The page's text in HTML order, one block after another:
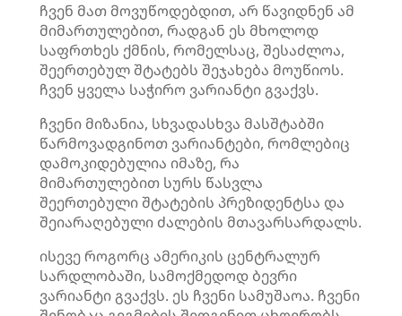
ჩვენ მათ მოვუწოდებდით, არ წავიდნენ ამ
მიმართულებით, რადგან ეს მხოლოდ
საფრთხეს ქმნის, რომელსაც, შესაძლოა,
შეერთებულ შტატებს შეჯახება მოუწიოს.
ჩვენ ყველა საჭირო ვარიანტი გვაქვს.
ჩვენი მიზანია, სხვადასხვა მასშტაბში
წარმოვადგინოთ ვარიანტები, რომლებიც
დამოკიდებულია იმაზე, რა
მიმართულებით სურს წასვლა
შეერთებული შტატების პრეზიდენტსა და
შეიარაღებული ძალების მთავარსარდალს.
ისევე როგორც ამერიკის ცენტრალურ
სარდლობაში, სამოქმედოდ ბევრი
ვარიანტი გვაქვს. ეს ჩვენი სამუშაოა. ჩვენი